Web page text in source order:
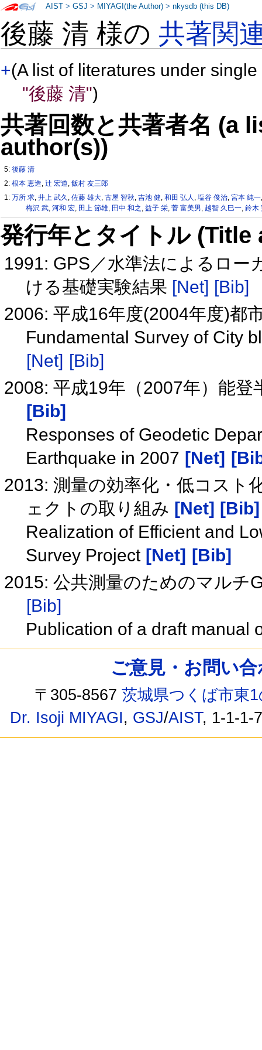
後藤 清 様の共著関
+(A list of literatures under
"後藤 清")
共著回数と共著者名 (a
author(s))
5:後藤 清
2:根本 恵造,辻 宏道,飯村 友三郎
1:万所 求,井上 武久 ,佐藤 雄大,古屋 智秋,吉池 健,和田 弘人 ,塩谷 俊治,宮本 純一
梅沢 武, 河和 宏, 田上 節雄, 田中 和之 , 益子 栄, 菅 富美男, 越智 久巳一, 鈴木
発行年とタイトル
1991: GPS／水準法によるロー
ける基礎実験結果 [Net] [Bib]
2006: 平成16年度(2004年度)都
Fundamental Survey of City
[Net] [Bib]
2008: 平成19年（2007年）能
[Bib]
Responses of Geodetic
Earthquake in 2007 [Net]
2013: 測量の効率化・低コスト
ェクトの取り組み [Net] [Bib]
Realization of Efficient and
Survey Project [Net]
[Bib]
2015: 公共測量のためのマルチ
[Bib]
Publication of a draft manual
AIST >GSJ > MIYAGI(the Author) >nkysdb (this DB)
ご意見・お問い
〒305-8567茨城県つくば市東
Dr. Isoji MIYAGI, GSJ/AIST, 1-1-1-